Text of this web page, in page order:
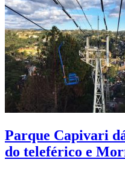
Parque Capivari
do teleférico e